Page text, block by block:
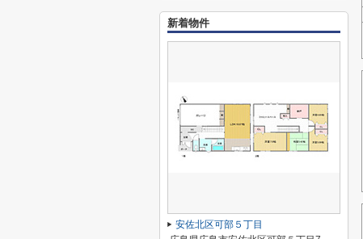
新着物件
安佐北区可部５丁目